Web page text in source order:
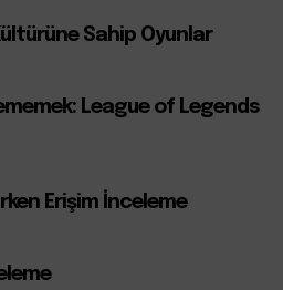
Sahip Oyunlar
League of Legends
Erişim İnceleme